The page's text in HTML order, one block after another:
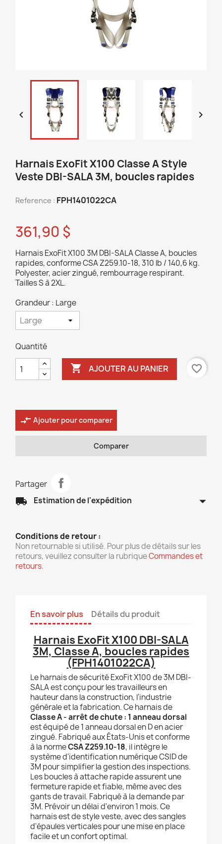
 
Harnais ExoFit X100 Classe A Style
Veste DBI-SALA 3M, boucles rapides
Reference : FPH1401022CA
361,90 $
Harnais ExoFit X100 3M DBI-SALA Classe A, boucles
rapides, conforme CSA Z259.10-18, 310 lb / 140,6 kg.
Polyester, acier zingué, rembourrage respirant.
Tailles S à 2XL.
Grandeur : Large
Quantité
 AJOUTER AU PANIER favorite_border
compare_arrows Ajouter pour comparer
Comparer
Partager
local_shipping Estimation de l'expédition arrow_drop_down
Conditions de retour :
Non retournable si utilisé. Pour plus de détails sur les
retours, veuillez consulter la rubriqueCommandes et
retours.
En savoir plus Détails du produit
Harnais ExoFit X100 DBI-SALA
3M, Classe A, boucles rapides
(FPH1401022CA)
Le harnais de sécurité ExoFit X100 de 3M DBI-
SALA est conçu pour les travailleurs en
hauteur dans la construction, l'industrie
générale et la fabrication. Ce harnais de
Classe A - arrêt de chute : 1 anneau dorsal
est équipé de 1 anneau dorsal en D en acier
zingué. Fabriqué aux États-Unis et conforme
à la normeCSA Z259.10-18, il intègre le
système d'identification numérique CSID de
3M pour simplifier la gestion des inspections.
Les boucles à attache rapide assurent une
fermeture rapide et fiable, même avec des
gants de travail. Fabriqué à la demande par
3M. Prévoir un délai d'environ 1 mois. Ce
harnais est de style veste, avec des sangles
d'épaules verticales pour une mise en place
facile et un confort optimal.